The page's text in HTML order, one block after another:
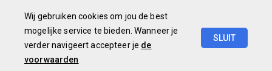
Wij gebruiken cookies om jou de best
mogelijke service te bieden. Wanneer je
verder navigeert accepteer je de
voorwaarden
SLUIT